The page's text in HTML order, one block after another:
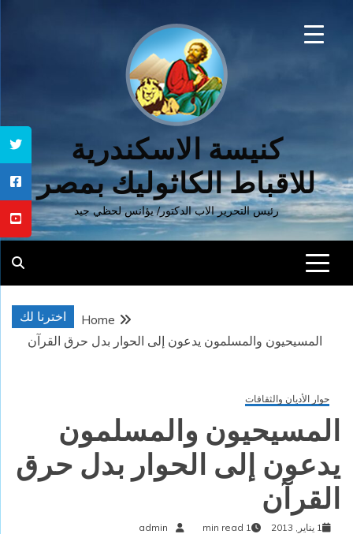
كنيسة الاسكندرية
للاقباط الكاثوليك بمصر
رئيس التحرير الاب الدكتور/ يؤانس لحظي جيد
اخترنا لك
Home
المسيحيون والمسلمون يدعون إلى الحوار بدل حرق القرآن
حوار الأديان والثقافات
المسيحيون والمسلمون
يدعون إلى الحوار بدل حرق
القرآن
1 يناير, 2013 1 min read
admin